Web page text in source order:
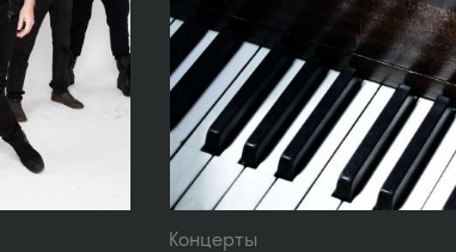
Концерты